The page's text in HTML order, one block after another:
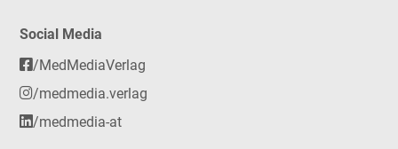
Social Media
/MedMediaVerlag
/medmedia.verlag
/medmedia-at